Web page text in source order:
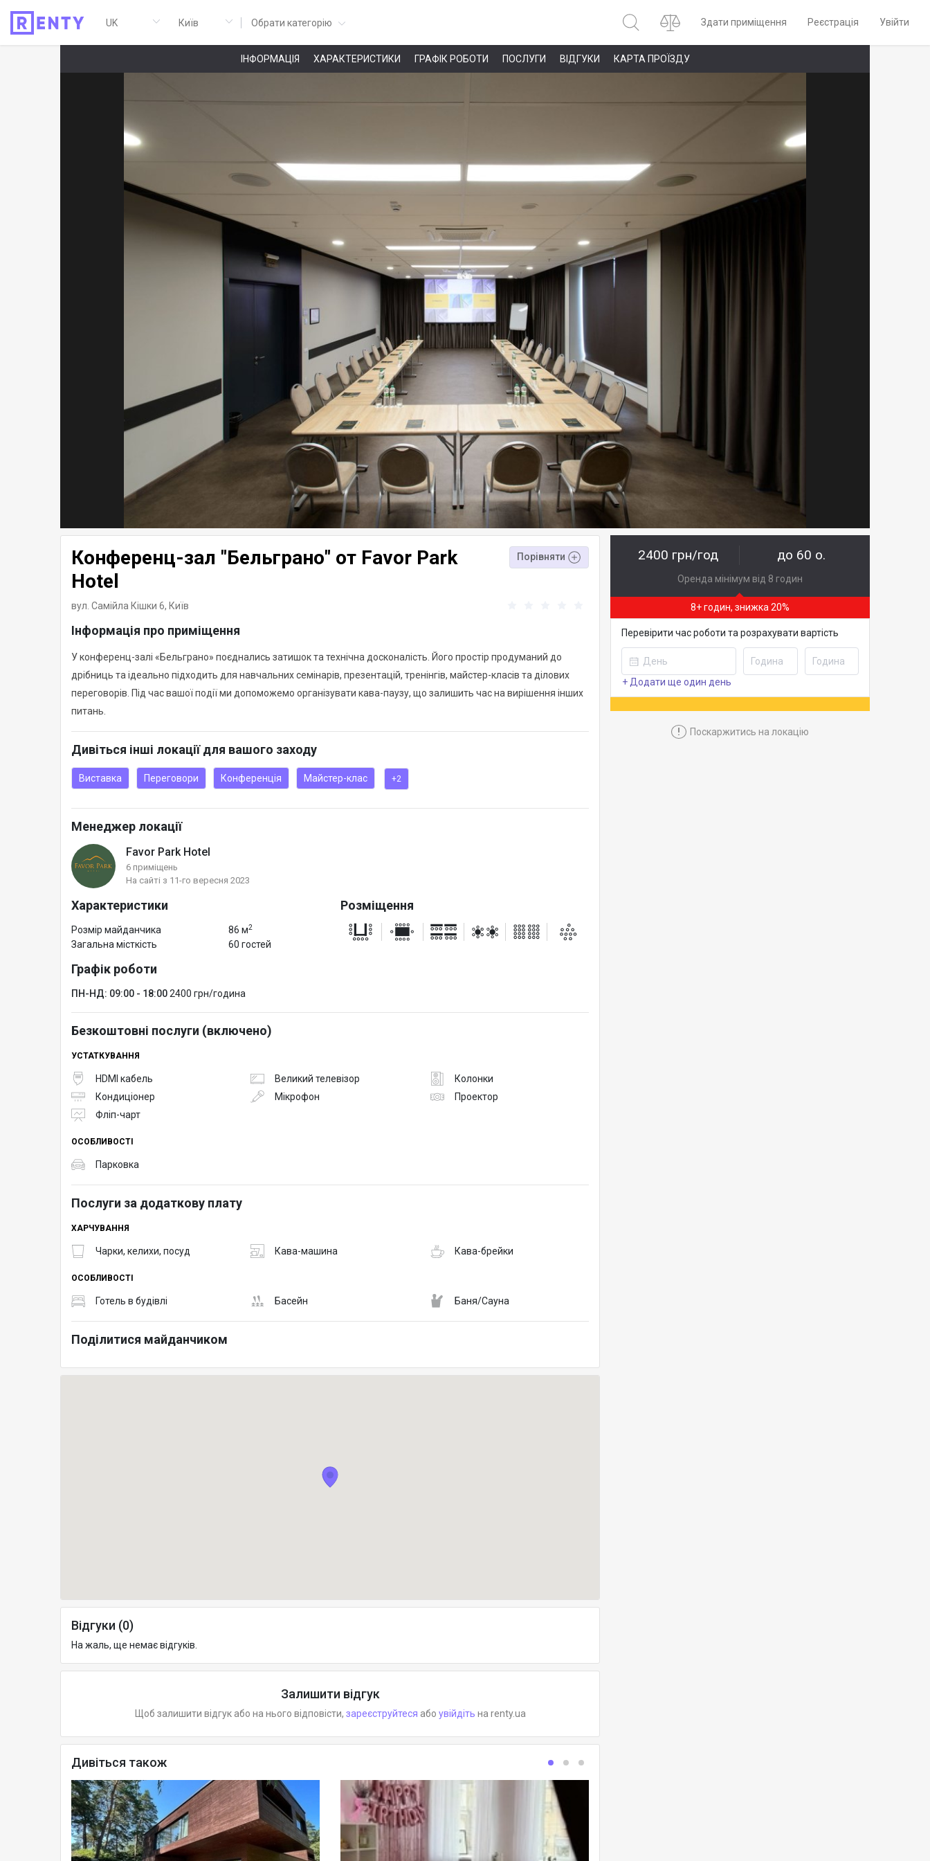
Обрати категорію Здати приміщення Реєстрація Увійти
ІНФОРМАЦІЯ ХАРАКТЕРИСТИКИ ГРАФІК РОБОТИ ПОСЛУГИ ВІДГУКИ КАРТА ПРОЇЗДУ
Конференц-зал "Бельграно" от Favor Park
Hotel
Порівняти
вул. Самійла Кішки 6, Київ
Інформація про приміщення
У конференц-залі «Бельграно» поєднались затишок та технічна досконалість. Його простір продуманий до
дрібниць та ідеально підходить для навчальних семінарів, презентацій, тренінгів, майстер-класів та ділових
переговорів. Під час вашої події ми допоможемо організувати кава-паузу, що залишить час на вирішення інших
питань.
Дивіться інші локації для вашого заходу
Виставка Переговори Конференція Майстер-клас +2
Менеджер локації
Favor Park Hotel
6 приміщень
На сайті з 11-го вересня 2023
Характеристики
Розмір майданчика 86 м2
Загальна місткість 60 гостей
Розміщення
Графік роботи
ПН-НД: 09:00 - 18:002400 грн/година
Безкоштовні послуги (включено)
УСТАТКУВАННЯ
HDMI кабель Великий телевізор
Колонки
Кондиціонер
Мікрофон
Проектор
Фліп-чарт
ОСОБЛИВОСТІ
Парковка
Послуги за додаткову плату
ХАРЧУВАННЯ
Чарки, келихи, посуд Кава-машина Кава-брейки
ОСОБЛИВОСТІ
Готель в будівлі Басейн Баня/Сауна
Поділитися майданчиком
Відгуки (0)
На жаль, ще немає відгуків.
Залишити відгук
Щоб залишити відгук або на нього відповісти, зареєструйтеся або увійдіть на renty.ua
Дивіться також
2400 грн/год до 60 о.
Оренда мінімум від 8 годин
8+ годин, знижка 20%
Перевірити час роботи та розрахувати вартість
+ Додати ще один день
! Поскаржитись на локацію